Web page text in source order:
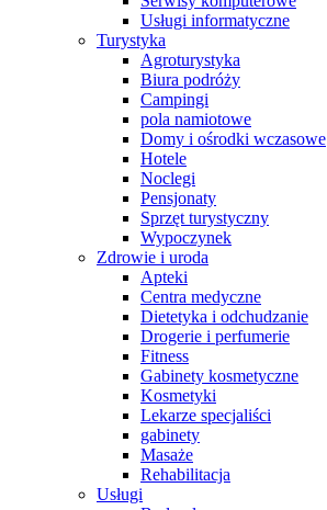
Usługi informatyczne
Turystyka
Agroturystyka
Biura podróży
Campingi
pola namiotowe
Domy i ośrodki wczasowe
Hotele
Noclegi
Pensjonaty
Sprzęt turystyczny
Wypoczynek
Zdrowie i uroda
Apteki
Centra medyczne
Dietetyka i odchudzanie
Drogerie i perfumerie
Fitness
Gabinety kosmetyczne
Kosmetyki
Lekarze specjaliści
gabinety
Masaże
Rehabilitacja
Usługi